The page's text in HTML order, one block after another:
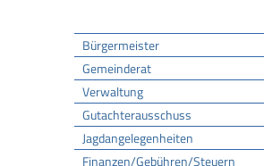
Bürgermeister
Gemeinderat
Verwaltung
Gutachterausschuss
Jagdangelegenheiten
Finanzen/Gebühren/Steuern